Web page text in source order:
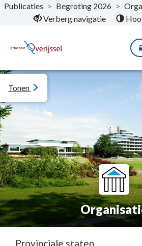
Naar hoofdinhoud
Publicaties > Begroting 2026 >
Verberg navigatie
Tonen
Provinciale staten